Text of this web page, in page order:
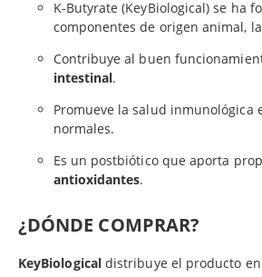
K-Butyrate (KeyBiological) se ha
componentes de origen animal,
Contribuye al buen
intestinal.
Promueve la salud inmunológica
normales.
Es un postbiótico que aporta
antioxidantes.
¿DÓNDE COMPRAR?
KeyBiologicaldistribuye el producto en